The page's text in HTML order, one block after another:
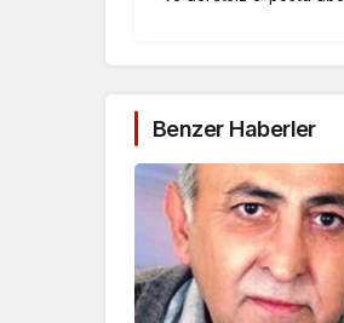
Benzer Haberler